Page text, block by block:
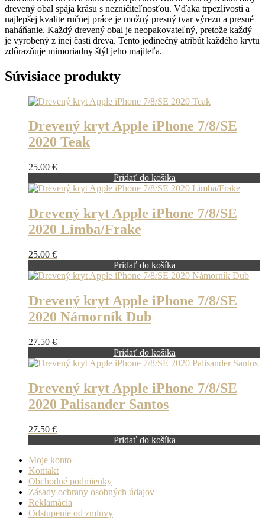
drevený obal spája krásu s nezničiteľnosťou. Vďaka trpezlivosti a
najlepšej kvalite ručnej práce je možný presný tvar výrezu a presné
naháňanie. Každý drevený obal je neopakovateľný, pretože každý
je vyrobený z inej časti dreva. Tento jedinečný atribút každého krytu
zdôrazňuje mimoriadny štýl jeho majiteľa.
Súvisiace produkty
Drevený kryt Apple iPhone 7/8/SE
2020 Teak
25.00 €
Pridať do košíka
Drevený kryt Apple iPhone 7/8/SE
2020 Limba/Frake
25.00 €
Pridať do košíka
Drevený kryt Apple iPhone 7/8/SE
2020 Námorník Dub
27.50 €
Pridať do košíka
Drevený kryt Apple iPhone 7/8/SE
2020 Palisander Santos
27.50 €
Pridať do košíka
Moje konto
Kontakt
Obchodné podmienky
Zásady ochrany osobných údajov
Reklamácia
Odstupenie od zmluvy